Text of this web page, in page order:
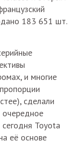
183 651 шт.
и многие
сделали
Toyota
её основе